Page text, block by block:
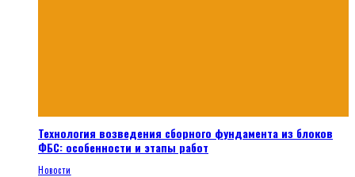
Технология возведения сборного фундамента из блоков
ФБС: особенности и этапы работ
Новости